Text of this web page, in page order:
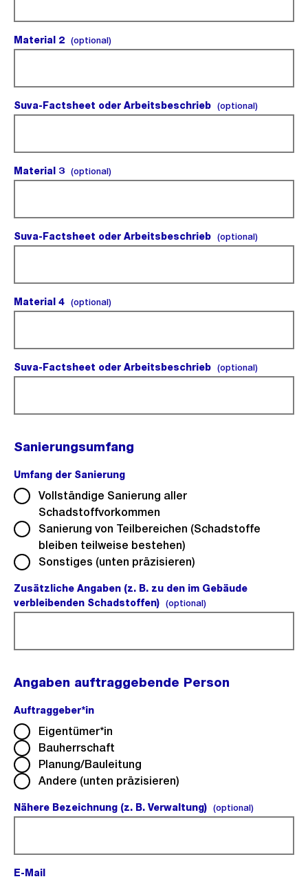
Material 2 (optional)(optional).
Suva-Factsheet oder Arbeitsbeschrieb (optional)(optional).
Material 3 (optional)(optional).
Suva-Factsheet oder Arbeitsbeschrieb (optional)(optional).
Material 4 (optional)(optional).
Suva-Factsheet oder Arbeitsbeschrieb (optional)(optional).
Sanierungsumfang
Umfang der Sanierung
Vollständige Sanierung aller
Schadstoffvorkommen
Sanierung von Teilbereichen (Schadstoffe
bleiben teilweise bestehen)
Sonstiges (unten präzisieren)
Zusätzliche Angaben (z. B. zu den im Gebäude
verbleibenden Schadstoffen) (optional)(optional).
Angaben auftraggebende Person
Auftraggeber*in
Eigentümer*in
Bauherrschaft
Planung/Bauleitung
Andere (unten präzisieren)
Nähere Bezeichnung (z. B. Verwaltung) (optional)(optional).
E-Mail